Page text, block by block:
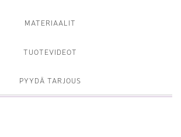
MATERIAALIT
TUOTEVIDEOT
PYYDÄ TARJOUS